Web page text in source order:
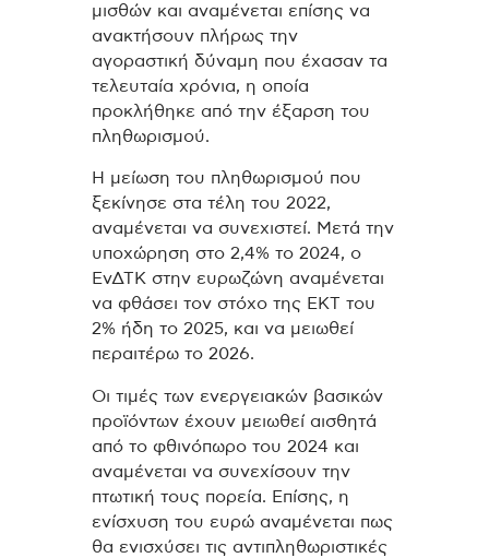
μισθών και αναμένεται επίσης να
ανακτήσουν πλήρως την
αγοραστική δύναμη που έχασαν τα
τελευταία χρόνια, η οποία
προκλήθηκε από την έξαρση του
πληθωρισμού.
Η μείωση του πληθωρισμού που
ξεκίνησε στα τέλη του 2022,
αναμένεται να συνεχιστεί. Μετά την
υποχώρηση στο 2,4% το 2024, ο
ΕνΔΤΚ στην ευρωζώνη αναμένεται
να φθάσει τον στόχο της ΕΚΤ του
2% ήδη το 2025, και να μειωθεί
περαιτέρω το 2026.
Οι τιμές των ενεργειακών βασικών
προϊόντων έχουν μειωθεί αισθητά
από το φθινόπωρο του 2024 και
αναμένεται να συνεχίσουν την
πτωτική τους πορεία. Επίσης, η
ενίσχυση του ευρώ αναμένεται πως
θα ενισχύσει τις αντιπληθωριστικές